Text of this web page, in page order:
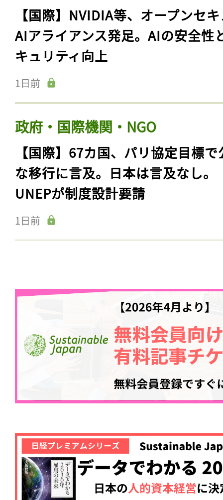
【国際】NVIDIA等、オープンセ
AIアライアンス発足。AIの安全性
キュリティ向上
1日前
政府・国際機関・NGO
【国際】67カ国、パリ協定目標で
な移行に言及。日本は言及なし。
UNEPが制度設計要請
1日前